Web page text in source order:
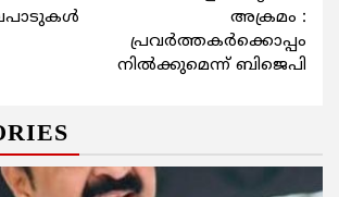
അക്രമം :
പ്രവര്‍ത്തകര്‍ക്കൊപ്പം
നില്‍ക്കുമെന്ന് ബിജെപി